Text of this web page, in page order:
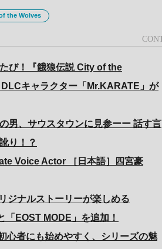
the Wolves
び！『餓狼伝説 City of the
キャラクター「Mr.KARATE」が
男、サウスタウンに見参ーー 話す言
り！？
Voice Actor ［日本語］四宮豪
ジナルストーリーが楽しめる
「EOST MODE」を追加！
心者にも始めやすく、シリーズの魅